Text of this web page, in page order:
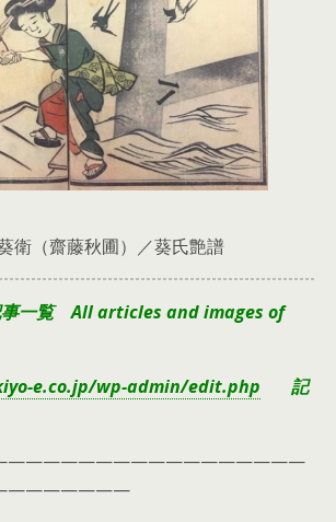
衛（齋藤秋圃）／葵氏艶譜
一覧 All articles and images of
e.co.jp/wp-admin/edit.php 記